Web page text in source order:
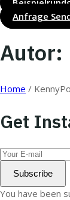
Anfrage
Autor:
Home /
Get
Subscribe
You have been